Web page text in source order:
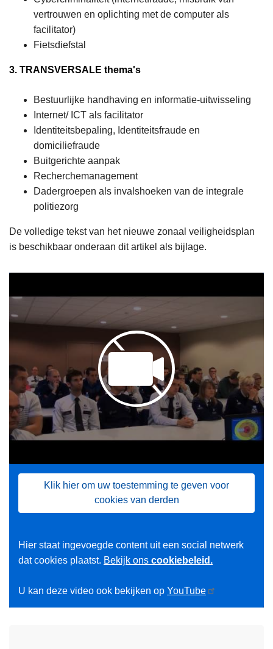
vertrouwen en oplichting met de computer als
facilitator)
Fietsdiefstal
3. TRANSVERSALE thema's
Bestuurlijke handhaving en informatie-uitwisseling
Internet/ ICT als facilitator
Identiteitsbepaling, Identiteitsfraude en
domiciliefraude
Buitgerichte aanpak
Recherchemanagement
Dadergroepen als invalshoeken van de integrale
politiezorg
De volledige tekst van het nieuwe zonaal veiligheidsplan
is beschikbaar onderaan dit artikel als bijlage.
Klik hier om uw toestemming te geven voor
cookies van derden
Hier staat ingevoegde content uit een social netwerk
dat cookies plaatst. Bekijk ons cookiebeleid.
U kan deze video ook bekijken op YouTube